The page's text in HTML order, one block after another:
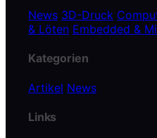
News 3D-Druck
& Löten Embedded &
Kategorien
Artikel News
Links